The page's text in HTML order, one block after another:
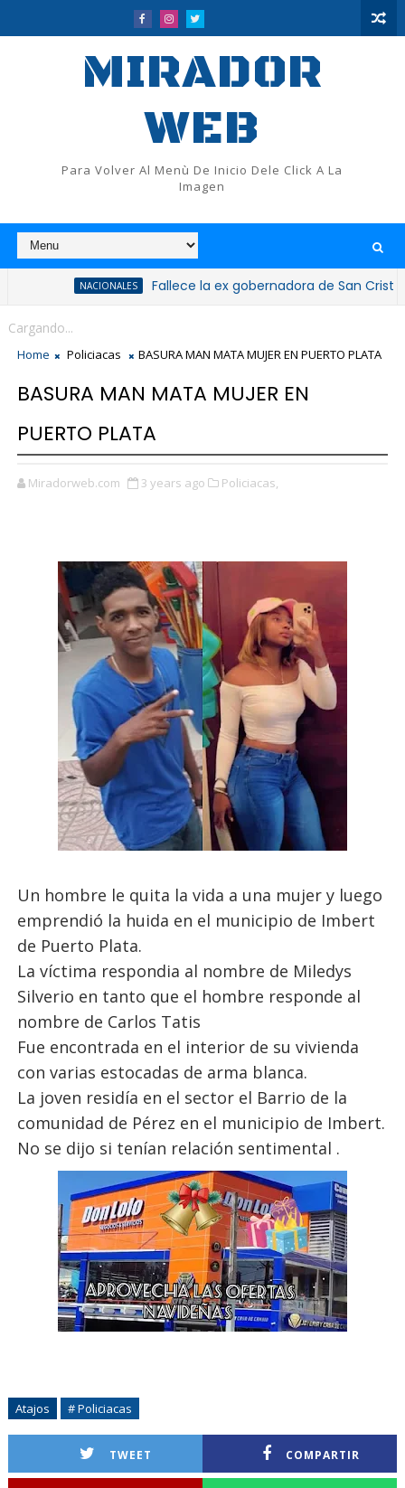
MIRADOR
WEB
Para Volver Al Menù De Inicio Dele Click A La
Imagen
NACIONALES Fallece la ex gobernadora de San Cristóbal,
Cargando...
Home Policiacas BASURA MAN MATA MUJER EN PUERTO PLATA
BASURA MAN MATA MUJER EN
PUERTO PLATA
Miradorweb.com 3 years ago Policiacas,
Un hombre le quita la vida a una mujer y luego
emprendió la huida en el municipio de Imbert
de Puerto Plata.
La víctima respondia al nombre de Miledys
Silverio en tanto que el hombre responde al
nombre de Carlos Tatis
Fue encontrada en el interior de su vivienda
con varias estocadas de arma blanca.
La joven residía en el sector el Barrio de la
comunidad de Pérez en el municipio de Imbert.
No se dijo si tenían relación sentimental .
Atajos # Policiacas
TWEET COMPARTIR